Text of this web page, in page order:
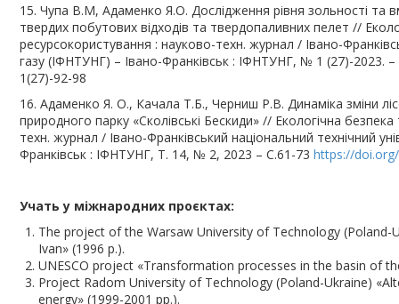
15. Чупа В.М, Адаменко Я.О. Дослідження рівня зольності та
твердих побутових відходів та твердопаливних пелет //
ресурсокористування : науково-техн. журнал / Івано-
газу (ІФНТУНГ) – Івано-Франківськ : ІФНТУНГ, № 1 (27)-2023.
1(27)-92-98
16. Адаменко Я. О., Качала Т.Б., Черниш Р.В. Динаміка зміни
природного парку «Сколівські Бескиди» // Екологічна
техн. журнал / Івано-Франківський національний технічний
Франківськ : ІФНТУНГ, Т. 14, № 2, 2023 – С.61-73https://
Учать у міжнародних проєктах:
The project of the Warsaw University of Technology
Ivan» (1996 р.).
UNESCO project «Transformation processes in the basin of
Project Radom University of Technology (Poland-Ukraine)
energy» (1999-2001 рр.).